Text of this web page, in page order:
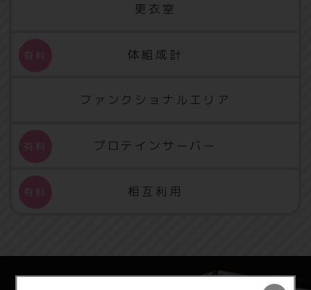
更衣室
体組成計
ファンクショナルエリア
プロテインサーバー
相互利用